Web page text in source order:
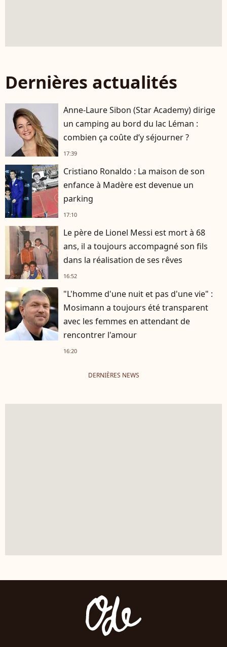
Dernières actualités
Anne-Laure Sibon (Star Academy) dirige
un camping au bord du lac Léman :
combien ça coûte d’y séjourner ?
17:39
Cristiano Ronaldo : La maison de son
enfance à Madère est devenue un
parking
17:10
Le père de Lionel Messi est mort à 68
ans, il a toujours accompagné son fils
dans la réalisation de ses rêves
16:52
"L'homme d'une nuit et pas d'une vie" :
Mosimann a toujours été transparent
avec les femmes en attendant de
rencontrer l'amour
16:20
DERNIÈRES NEWS